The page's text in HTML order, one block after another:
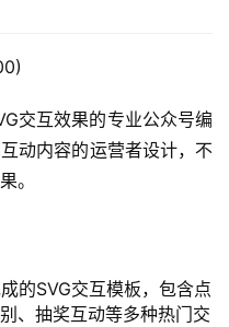
交互效果的专业公众号编
动内容的运营者设计，不
。
的SVG交互模板，包含点
、抽奖互动等多种热门交